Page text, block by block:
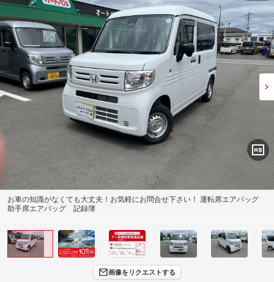
お車の知識がなくても大丈夫！お気軽にお問合せ下さい！ 運転席エアバッグ
助手席エアバッグ 記録簿
画像をリクエストする